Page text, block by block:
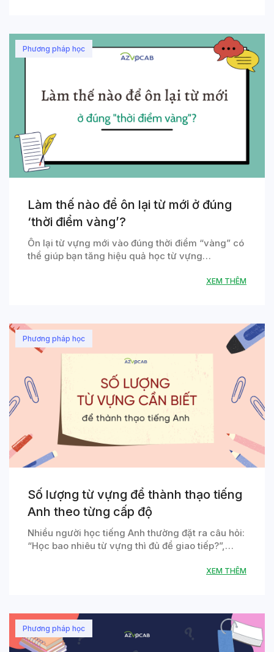
Phương pháp học
Làm thế nào để ôn lại từ mới ở đúng
‘thời điểm vàng’?
Ôn lại từ vựng mới vào đúng thời điểm “vàng” có
thể giúp bạn tăng hiệu quả học từ vựng…
XEM THÊM
Phương pháp học
Số lượng từ vựng để thành thạo tiếng
Anh theo từng cấp độ
Nhiều người học tiếng Anh thường đặt ra câu hỏi:
“Học bao nhiêu từ vựng thì đủ để giao tiếp?”,…
XEM THÊM
Phương pháp học